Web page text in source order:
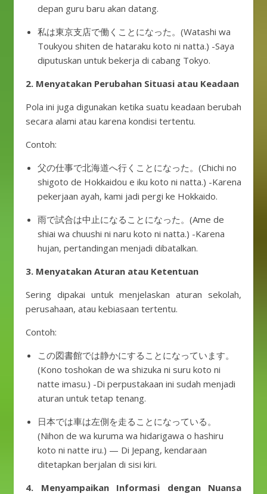
depan guru baru akan datang.
私は東京支店で働くことになった。(Watashi wa
Toukyou shiten de hataraku koto ni natta.) -Saya
diputuskan untuk bekerja di cabang Tokyo.
2. Menyatakan Perubahan Situasi atau Keadaan
Pola ini juga digunakan ketika suatu keadaan berubah
secara alami atau karena kondisi tertentu.
Contoh:
父の仕事で北海道へ行くことになった。(Chichi no
shigoto de Hokkaidou e iku koto ni natta.) -Karena
pekerjaan ayah, kami jadi pergi ke Hokkaido.
雨で試合は中止になることになった。(Ame de
shiai wa chuushi ni naru koto ni natta.) -Karena
hujan, pertandingan menjadi dibatalkan.
3. Menyatakan Aturan atau Ketentuan
Sering dipakai untuk menjelaskan aturan sekolah,
perusahaan, atau kebiasaan tertentu.
Contoh:
この図書館では静かにすることになっています。
(Kono toshokan de wa shizuka ni suru koto ni
natte imasu.) -Di perpustakaan ini sudah menjadi
aturan untuk tetap tenang.
日本では車は左側を走ることになっている。
(Nihon de wa kuruma wa hidarigawa o hashiru
koto ni natte iru.) — Di Jepang, kendaraan
ditetapkan berjalan di sisi kiri.
4. Menyampaikan Informasi dengan Nuansa